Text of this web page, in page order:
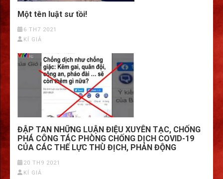
Một tên luật sư tồi!
6 TH7 2021
KÍ GIẢ
ĐẬP TAN NHỮNG LUẬN ĐIỆU XUYÊN TẠC, CHỐNG
PHÁ CÔNG TÁC PHÒNG CHỐNG DỊCH COVID-19
CỦA CÁC THẾ LỰC THÙ ĐỊCH, PHẢN ĐỘNG
20 TH9 2021
KÍ GIẢ